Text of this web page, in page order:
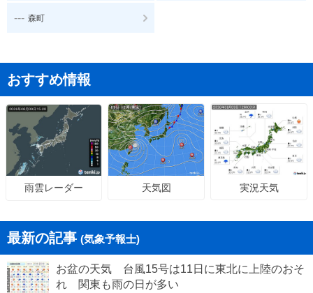
--- 森町
おすすめ情報
雨雲レーダー 天気図 実況天気
最新の記事 (気象予報士)
お盆の天気 台風15号は11日に東北に上陸のおそ
れ 関東も雨の日が多い